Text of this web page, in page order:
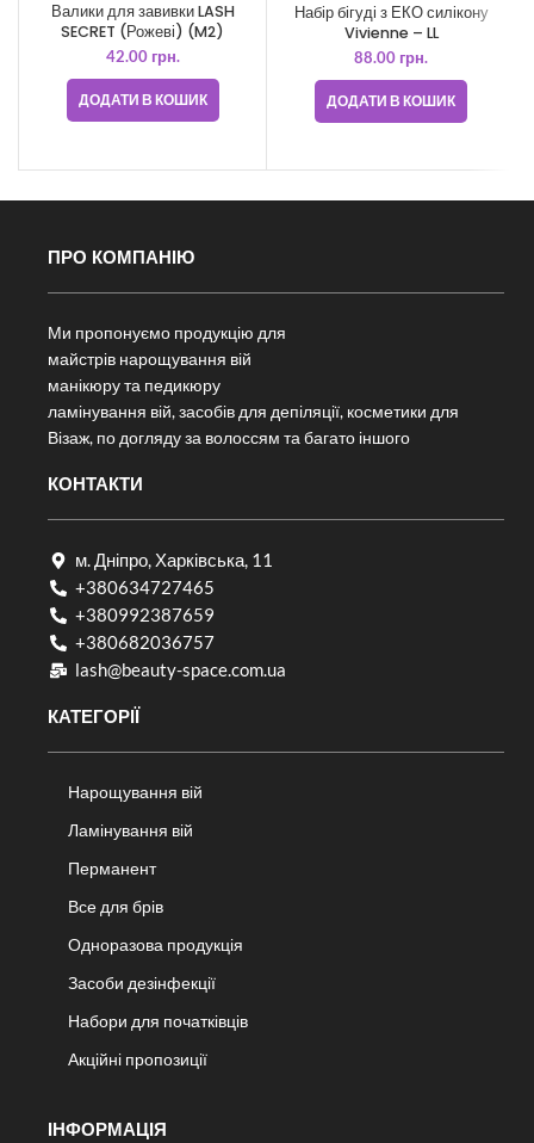
Валики для завивки LASH
SECRET (Рожеві) (M2)
42.00 грн.
ДОДАТИ В КОШИК
Набір бігуді з ЕКО силікону
Vivienne – LL
88.00 грн.
ДОДАТИ В КОШИК
ПРО КОМПАНІЮ
Ми пропонуємо продукцію для
майстрів нарощування вій
манікюру та педикюру
ламінування вій, засобів для депіляції, косметики для
Візаж, по догляду за волоссям та багато іншого
КОНТАКТИ
м. Дніпро, Харківська, 11
+380634727465
+380992387659
+380682036757​
lash@beauty-space.com.ua
КАТЕГОРІЇ
Нарощування вій
Ламінування вій
Перманент
Все для брів
Одноразова продукція
Засоби дезінфекції
Набори для початківців
Акційні пропозиції
ІНФОРМАЦІЯ